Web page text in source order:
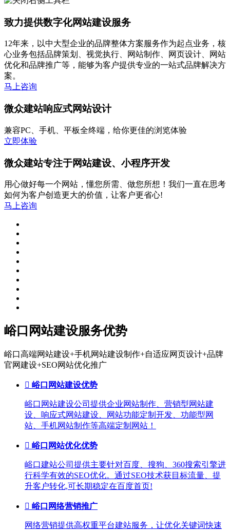
致力提供数字化网站建设服务
12年来，以中大型企业的品牌整体方案服务作为起点业务，核
心业务包括品牌策划、视觉执行、网站制作、网页设计、网站
优化和品牌推广等，能够为客户提供专业的一站式品牌解决方
案。
马上咨询
微众建站响应式网站设计
兼容PC、手机、平板全终端，给你更佳的浏览体验
立即体验
微众建站专注于网站建设、小程序开发
用心做好每一个网站，懂您所需、做您所想！我们一直在思考
如何为客户创造更大的价值，让客户更省心!
马上咨询
峪口网站建设服务优势
峪口高端网站建设+手机网站建设制作+自适应网页设计+品牌
官网建设+SEO网站优化推广
 峪口网站建设优势
峪口网站建设公司提供企业网站制作、营销型网站建
设、响应式网站建设、网站功能定制开发、功能型网
站、手机网站制作等高端定制网站！
 峪口网站优化优势
峪口建站公司提供主要针对百度、搜狗、360搜索引擎进
行科学有效的SEO优化。通过SEO技术获目标流量、提
升客户转化,可长期稳定在百度首页!
 峪口网络营销推广
网络营销提供高权重平台建站服务，让优化关键词快速